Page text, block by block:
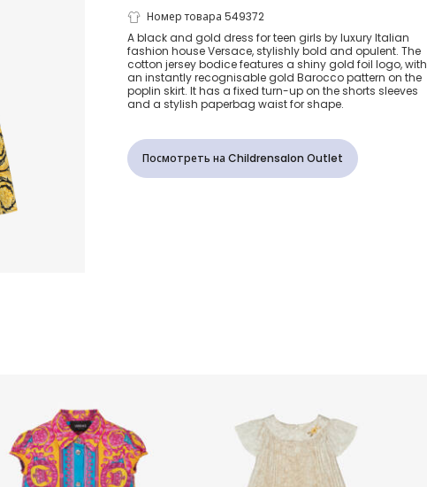
Черно-золотистое
платье Barocco для
подростков
Номер товара 549372
A black and gold dress for teen girls by luxury Italian
fashion house Versace, stylishly bold and opulent. The
cotton jersey bodice features a shiny gold foil logo, with
an instantly recognisable gold Barocco pattern on the
poplin skirt. It has a fixed turn-up on the shorts sleeves
and a stylish paperbag waist for shape.
Посмотреть на Childrensalon Outlet